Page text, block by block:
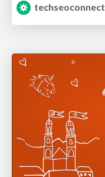
techseoconnect